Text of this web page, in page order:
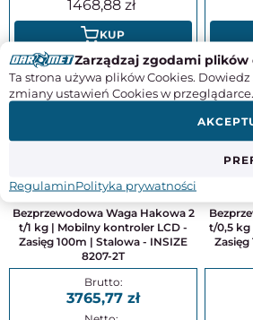
1468,88
KUP
Bezprzewodowa Waga Hakowa 2
t/1 kg | Mobilny kontroler LCD -
Zasięg 100m | Stalowa - INSIZE
8207-2T
3765,77
Bezprzewodowa Waga Hakowa 1
t/0,5 kg
Zasięg
Zarządzaj zgodami plików
Ta strona używa plików Cookies.
zmiany ustawień Cookies w przeglądarce.
RegulaminPolityka prywatności